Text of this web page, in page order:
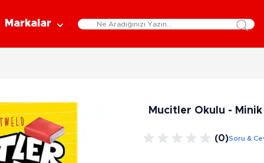
Gelişim Oyuncakları
Oyun Hamurları
Müzik Aletleri
Et Bebekler
Fonksiyonlu Bebekler
Markalar
Mucitler Okulu -
(0)Soru &